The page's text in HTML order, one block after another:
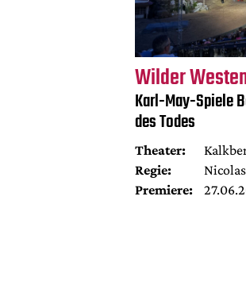
Wilder
Karl-May-Spiele
des Todes
Theater:
Regie:
Premiere: